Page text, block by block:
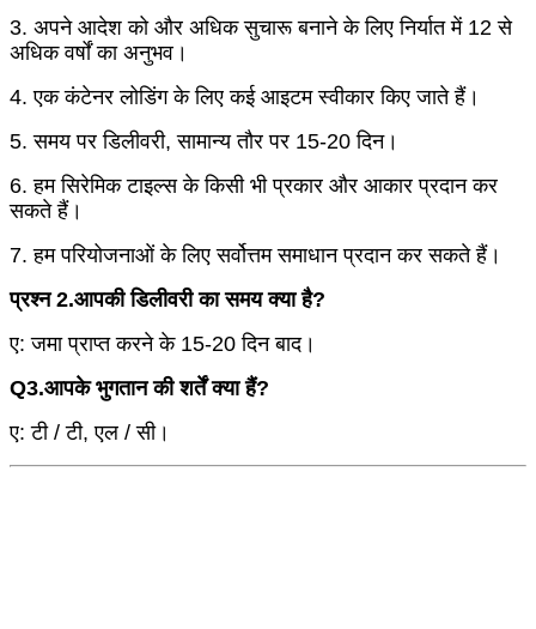
3. अपने आदेश को और अधिक सुचारू बनाने के लिए निर्यात में 12 से
अधिक वर्षों का अनुभव।
4. एक कंटेनर लोडिंग के लिए कई आइटम स्वीकार किए जाते हैं।
5. समय पर डिलीवरी, सामान्य तौर पर 15-20 दिन।
6. हम सिरेमिक टाइल्स के किसी भी प्रकार और आकार प्रदान कर
सकते हैं।
7. हम परियोजनाओं के लिए सर्वोत्तम समाधान प्रदान कर सकते हैं।
प्रश्न 2.आपकी डिलीवरी का समय क्या है?
ए: जमा प्राप्त करने के 15-20 दिन बाद।
Q3.आपके भुगतान की शर्तें क्या हैं?
ए: टी / टी, एल / सी।